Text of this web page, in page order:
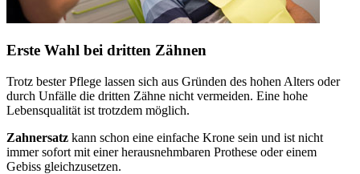
Erste Wahl bei dritten Zähnen
Trotz bester Pflege lassen sich aus Gründen des hohen Alters oder
durch Unfälle die dritten Zähne nicht vermeiden. Eine hohe
Lebensqualität ist trotzdem möglich.
Zahnersatz kann schon eine einfache Krone sein und ist nicht
immer sofort mit einer herausnehmbaren Prothese oder einem
Gebiss gleichzusetzen.